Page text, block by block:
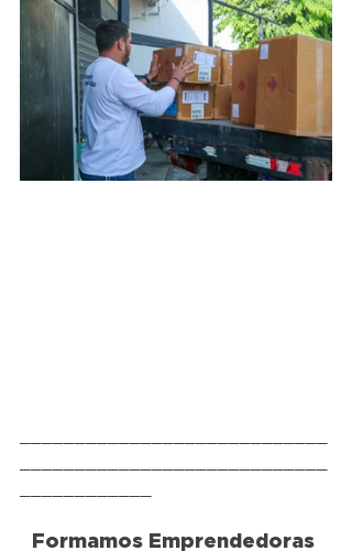
Formamos Emprendedoras